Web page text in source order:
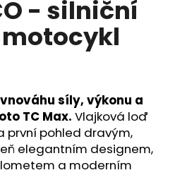
- silniční
síly, výkonu a
TC Max. Vlajková loď
první pohled dravým,
elegantním designem,
a moderním